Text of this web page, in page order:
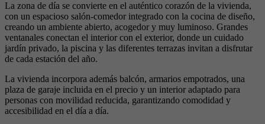
La zona de día se convierte en el auténtico corazón de la vivienda,
con un espacioso salón-comedor integrado con la cocina de diseño,
creando un ambiente abierto, acogedor y muy luminoso. Grandes
ventanales conectan el interior con el exterior, donde un cuidado
jardín privado, la piscina y las diferentes terrazas invitan a disfrutar
de cada estación del año.
La vivienda incorpora además balcón, armarios empotrados, una
plaza de garaje incluida en el precio y un interior adaptado para
personas con movilidad reducida, garantizando comodidad y
accesibilidad en el día a día.